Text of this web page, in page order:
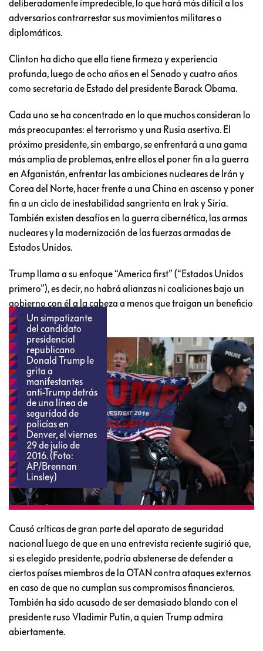
deliberadamente impredecible, lo que hará más difícil a los
adversarios contrarrestar sus movimientos militares o
diplomáticos.
Clinton ha dicho que ella tiene firmeza y experiencia
profunda, luego de ocho años en el Senado y cuatro años
como secretaria de Estado del presidente Barack Obama.
Cada uno se ha concentrado en lo que muchos consideran lo
más preocupantes: el terrorismo y una Rusia asertiva. El
próximo presidente, sin embargo, se enfrentará a una gama
más amplia de problemas, entre ellos el poner fin a la guerra
en Afganistán, enfrentar las ambiciones nucleares de Irán y
Corea del Norte, hacer frente a una China en ascenso y poner
fin a un ciclo de inestabilidad sangrienta en Irak y Siria.
También existen desafíos en la guerra cibernética, las armas
nucleares y la modernización de las fuerzas armadas de
Estados Unidos.
Trump llama a su enfoque “America first” (“Estados Unidos
primero”), es decir, no habrá alianzas ni coaliciones bajo un
gobierno con él a la cabeza a menos que traigan un beneficio
neto para el país.
Un simpatizante
del candidato
presidencial
republicano
Donald Trump le
grita a
manifestantes
anti-Trump detrás
de una línea de
seguridad de
policías en
Denver, el viernes
29 de julio de
2016. (Foto:
AP/Brennan
Linsley)
Causó críticas de gran parte del aparato de seguridad
nacional luego de que en una entrevista reciente sugirió que,
si es elegido presidente, podría abstenerse de defender a
ciertos países miembros de la OTAN contra ataques externos
en caso de que no cumplan sus compromisos financieros.
También ha sido acusado de ser demasiado blando con el
presidente ruso Vladimir Putin, a quien Trump admira
abiertamente.